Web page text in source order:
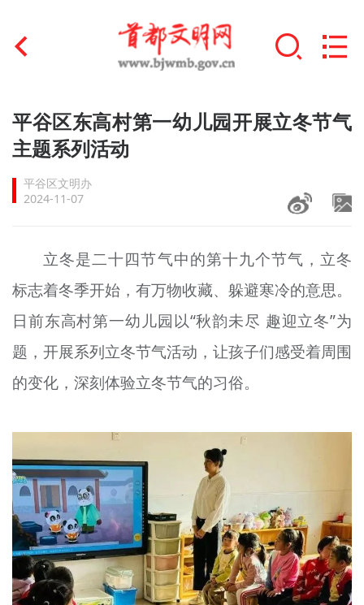
首页
文明创建
文明实践
未成年人思想道德建设
榜样人物
+
身边好人
文明评论
宣传思想文化人才
专题
资料库
+
平谷区东高村第一幼儿园开展立冬节气
主题系列活动
平谷区文明办
2024-11-07
立冬是二十四节气中的第十九个节气，立冬
标志着冬季开始，有万物收藏、躲避寒冷的意思。
日前东高村第一幼儿园以“秋韵未尽 趣迎立冬”为
题，开展系列立冬节气活动，让孩子们感受着周围
的变化，深刻体验立冬节气的习俗。